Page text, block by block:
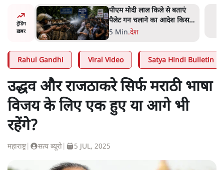
हुए या आगे भी रहेंगे?
ट्रेंडिंग
ख़बर
में जेन ज़ी
डेटा,
पीएम मोदी लाल किले से बताएं
पैलेट गन चलाने का आदेश किसका
था, जंतर मंतर हमाराः CJP
5 Min.देश
Rahul Gandhi Viral Video Satya Hindi Bulletin
उद्धव और राजठाकरे सिर्फ मराठी भाषा
विजय के लिए एक हुए या आगे भी
रहेंगे?
महाराष्ट्र| सत्य ब्यूरो 5 JUL, 2025